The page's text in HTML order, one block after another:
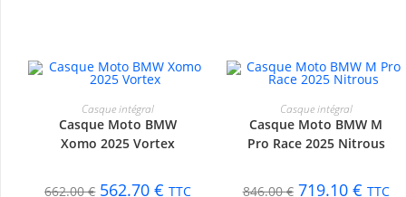
-15%
CHOIX DES OPTIONS
Casque intégral
Casque Moto BMW
Xomo 2025 Vortex
662.00€ 562.70€ TTC
-15%
CHOIX DES OPTIONS
Casque intégral
Casque Moto BMW M
Pro Race 2025 Nitrous
846.00€ 719.10 € TTC